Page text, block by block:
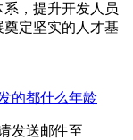
，提升开发人员
定坚实的人才基
的都什么年龄
发送邮件至